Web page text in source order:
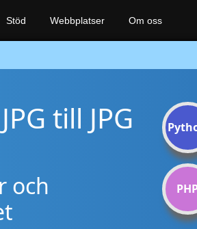
till JPG
och
Stöd Webbplatser Om oss